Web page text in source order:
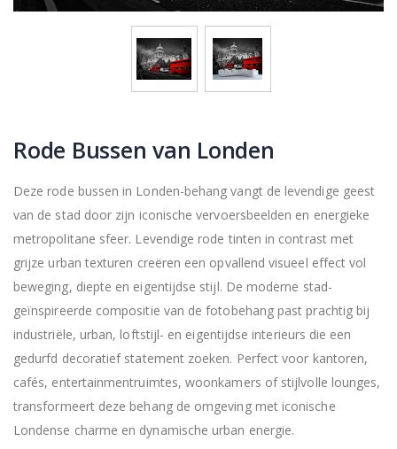
Rode Bussen van Londen
Deze rode bussen in Londen-behang vangt de levendige geest
van de stad door zijn iconische vervoersbeelden en energieke
metropolitane sfeer. Levendige rode tinten in contrast met
grijze urban texturen creëren een opvallend visueel effect vol
beweging, diepte en eigentijdse stijl. De moderne stad-
geïnspireerde compositie van de fotobehang past prachtig bij
industriële, urban, loftstijl- en eigentijdse interieurs die een
gedurfd decoratief statement zoeken. Perfect voor kantoren,
cafés, entertainmentruimtes, woonkamers of stijlvolle lounges,
transformeert deze behang de omgeving met iconische
Londense charme en dynamische urban energie.